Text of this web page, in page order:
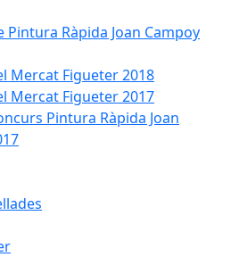
Pintura Ràpida Joan Campoy
Mercat Figueter 2018
Mercat Figueter 2017
Pintura Ràpida Joan